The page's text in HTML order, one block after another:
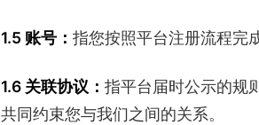
1.5 账号： 指您按照平台注册流程完
1.6 关联协议： 指平台届时公示的规
共同约束您与我们之间的关系。